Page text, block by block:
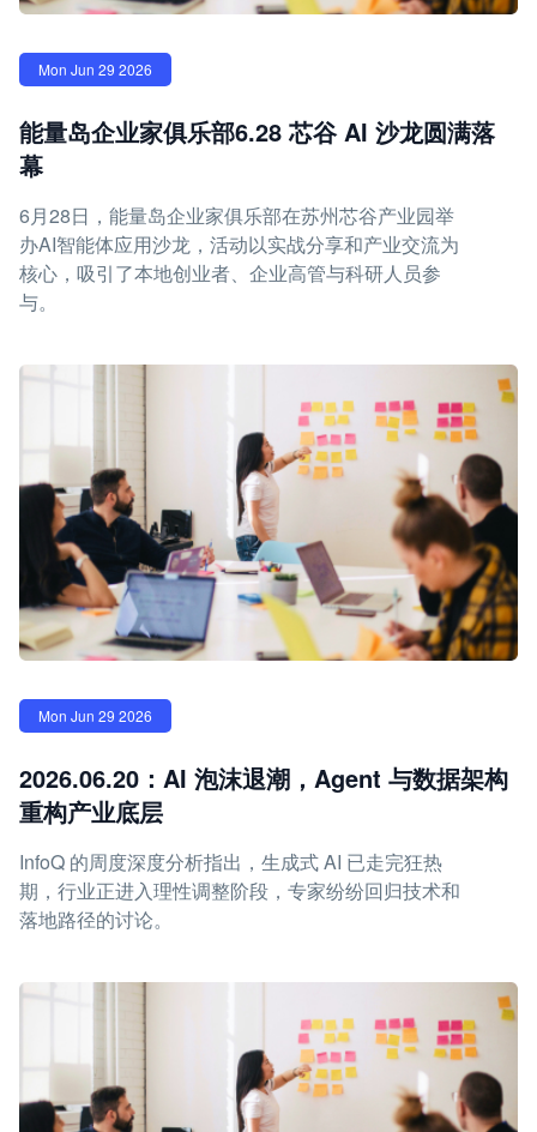
Mon Jun 29 2026
能量岛企业家俱乐部6.28 芯谷 AI 沙龙圆满落
幕
6月28日，能量岛企业家俱乐部在苏州芯谷产业园举
办AI智能体应用沙龙，活动以实战分享和产业交流为
核心，吸引了本地创业者、企业高管与科研人员参
与。
Mon Jun 29 2026
2026.06.20：AI 泡沫退潮，Agent 与数据架构
重构产业底层
InfoQ 的周度深度分析指出，生成式 AI 已走完狂热
期，行业正进入理性调整阶段，专家纷纷回归技术和
落地路径的讨论。